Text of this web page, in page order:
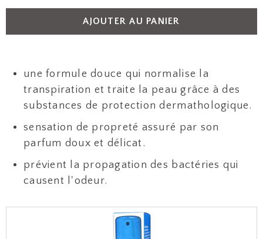
AJOUTER AU PANIER
une formule douce qui normalise la
transpiration et traite la peau grâce à des
substances de protection dermathologique.
sensation de propreté assuré par son
parfum doux et délicat.
prévient la propagation des bactéries qui
causent l'odeur.